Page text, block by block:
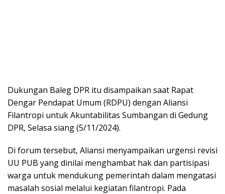
Dukungan Baleg DPR itu disampaikan saat Rapat
Dengar Pendapat Umum (RDPU) dengan Aliansi
Filantropi untuk Akuntabilitas Sumbangan di Gedung
DPR, Selasa siang (5/11/2024).
Di forum tersebut, Aliansi menyampaikan urgensi revisi
UU PUB yang dinilai menghambat hak dan partisipasi
warga untuk mendukung pemerintah dalam mengatasi
masalah sosial melalui kegiatan filantropi. Pada